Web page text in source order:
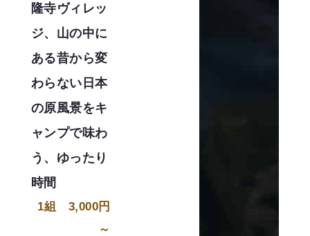
隆寺ヴィレッ
ジ、山の中に
ある昔から変
わらない日本
の原風景をキ
ャンプで味わ
う、ゆったり
時間
1組 3,000円
～